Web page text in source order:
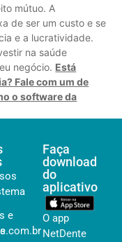
mútuo. A
de ser um custo e se
e a lucratividade.
na saúde
negócio. Está
Fale com um de
o software da
e
Faça
download
do
aplicativo
O app
NetDente